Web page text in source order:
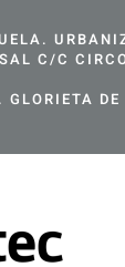
C/C
GLORIETA